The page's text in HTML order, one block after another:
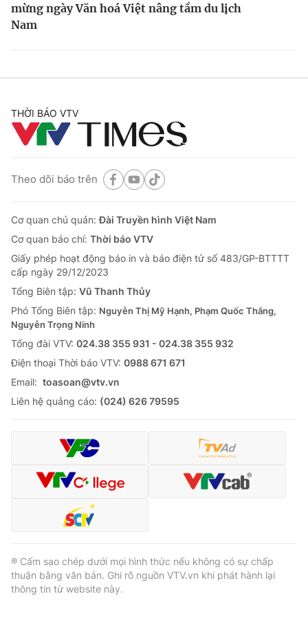
mừng ngày Văn hoá Việt
Nam
nâng tầm du lịch
THỜI BÁO VTV
Theo dõi báo trên
Cơ quan chủ quản:Đài Truyền hình Việt Nam
Cơ quan báo chí: Thời báo VTV
Giấy phép hoạt động báo in và báo điện tử số 483/GP-BTTTT
cấp ngày 29/12/2023
Tổng Biên tập: Vũ Thanh Thủy
Phó Tổng Biên tập: Nguyễn Thị Mỹ Hạnh, Phạm Quốc Thắng,
Nguyễn Trọng Ninh
Tổng đài VTV: 024.38 355 931 - 024.38 355 932
Ðiện thoại Thời báo VTV: 0988 671 671
Email: toasoan@vtv.vn
Liên hệ quảng cáo: (024) 626 79595
® Cấm sao chép dưới mọi hình thức nếu không có sự chấp
thuận bằng văn bản. Ghi rõ nguồn VTV.vn khi phát hành lại
thông tin từ website này.